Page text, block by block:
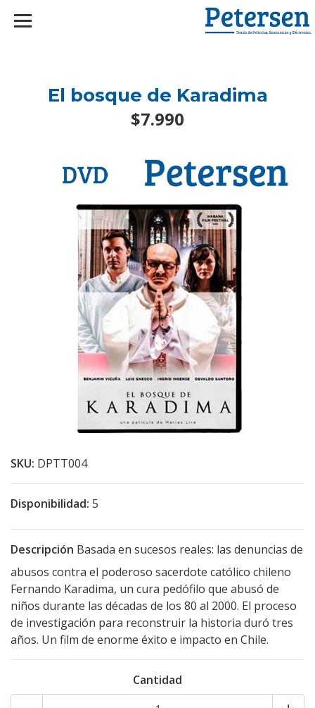
El bosque de Karadima
$7.990
SKU: DPTT004
Disponibilidad: 5
Descripción Basada en sucesos reales: las denuncias de
abusos contra el poderoso sacerdote católico chileno
Fernando Karadima, un cura pedófilo que abusó de
niños durante las décadas de los 80 al 2000. El proceso
de investigación para reconstruir la historia duró tres
años. Un film de enorme éxito e impacto en Chile.
Cantidad